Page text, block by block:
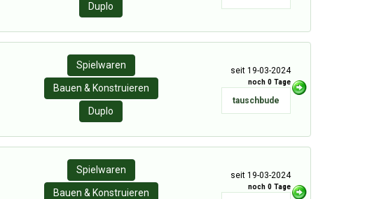
Duplo
Spielwaren
Bauen & Konstruieren
Duplo
seit 19-03-2024
noch 0 Tage
tauschbude
Spielwaren
Bauen & Konstruieren
seit 19-03-2024
noch 0 Tage